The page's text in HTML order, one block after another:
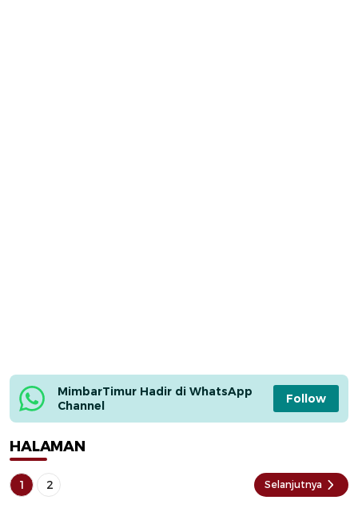
MimbarTimur Hadir di WhatsApp
Channel
Follow
HALAMAN
1 2 Selanjutnya